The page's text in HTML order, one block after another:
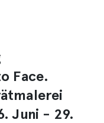
Face.
Juni - 29.